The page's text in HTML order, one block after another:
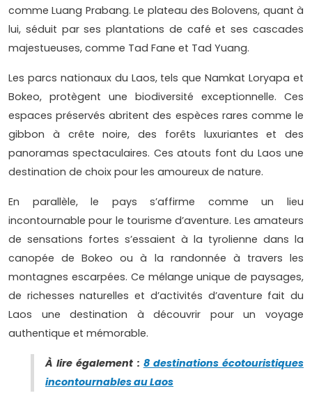
comme Luang Prabang. Le plateau des Bolovens, quant à
lui, séduit par ses plantations de café et ses cascades
majestueuses, comme Tad Fane et Tad Yuang.
Les parcs nationaux du Laos, tels que Namkat Loryapa et
Bokeo, protègent une biodiversité exceptionnelle. Ces
espaces préservés abritent des espèces rares comme le
gibbon à crête noire, des forêts luxuriantes et des
panoramas spectaculaires. Ces atouts font du Laos une
destination de choix pour les amoureux de nature.
En parallèle, le pays s’affirme comme un lieu
incontournable pour le tourisme d’aventure. Les amateurs
de sensations fortes s’essaient à la tyrolienne dans la
canopée de Bokeo ou à la randonnée à travers les
montagnes escarpées. Ce mélange unique de paysages,
de richesses naturelles et d’activités d’aventure fait du
Laos une destination à découvrir pour un voyage
authentique et mémorable.
À lire également : 8 destinations écotouristiques
incontournables au Laos